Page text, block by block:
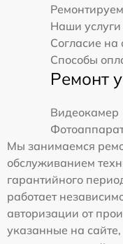
Наши услуги
Согласие
Способы
Ремонт
Видеокамер
Мы занимаемся
обслуживанием
гарантийного
работает
авторизации от
указанные на